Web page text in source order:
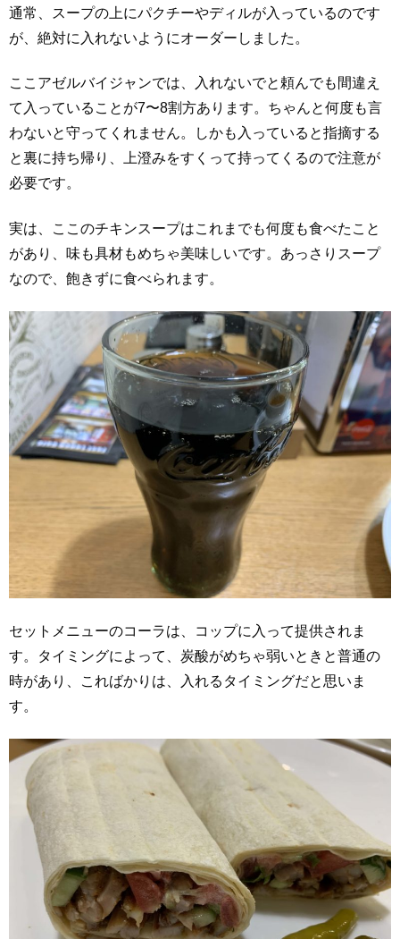
通常、スープの上にパクチーやディルが入っているのです
が、絶対に入れないようにオーダーしました。
ここアゼルバイジャンでは、入れないでと頼んでも間違え
て入っていることが7〜8割方あります。ちゃんと何度も言
わないと守ってくれません。しかも入っていると指摘する
と裏に持ち帰り、上澄みをすくって持ってくるので注意が
必要です。
実は、ここのチキンスープはこれまでも何度も食べたこと
があり、味も具材もめちゃ美味しいです。あっさりスープ
なので、飽きずに食べられます。
セットメニューのコーラは、コップに入って提供されま
す。タイミングによって、炭酸がめちゃ弱いときと普通の
時があり、こればかりは、入れるタイミングだと思いま
す。